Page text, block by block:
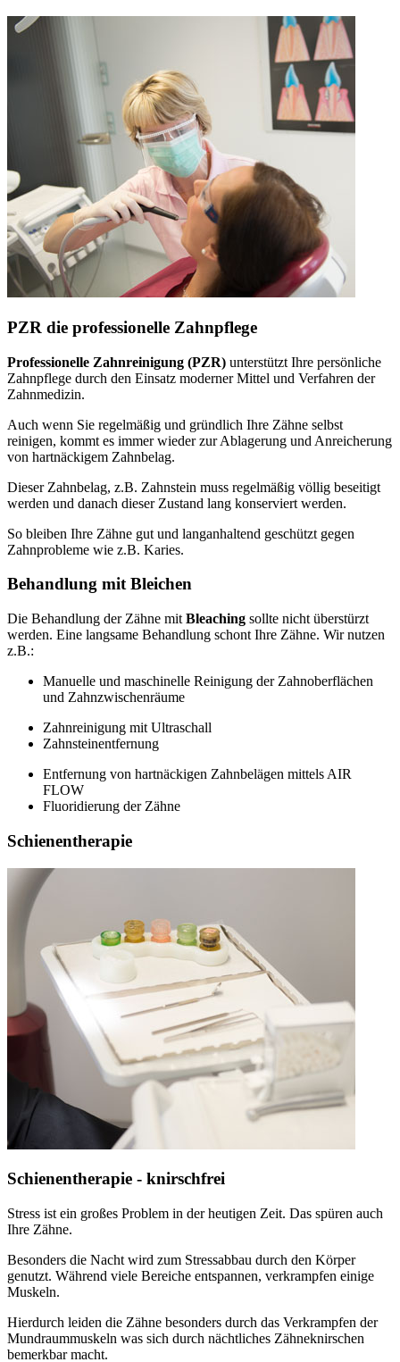
PZR die professionelle Zahnpflege
Professionelle Zahnreinigung (PZR) unterstützt Ihre persönliche
Zahnpflege durch den Einsatz moderner Mittel und Verfahren der
Zahnmedizin.
Auch wenn Sie regelmäßig und gründlich Ihre Zähne selbst
reinigen, kommt es immer wieder zur Ablagerung und Anreicherung
von hartnäckigem Zahnbelag.
Dieser Zahnbelag, z.B. Zahnstein muss regelmäßig völlig beseitigt
werden und danach dieser Zustand lang konserviert werden.
So bleiben Ihre Zähne gut und langanhaltend geschützt gegen
Zahnprobleme wie z.B. Karies.
Behandlung mit Bleichen
Die Behandlung der Zähne mit Bleaching sollte nicht überstürzt
werden. Eine langsame Behandlung schont Ihre Zähne. Wir nutzen
z.B.:
Manuelle und maschinelle Reinigung der Zahnoberflächen
und Zahnzwischenräume
Zahnreinigung mit Ultraschall
Zahnsteinentfernung
Entfernung von hartnäckigen Zahnbelägen mittels AIR
FLOW
Fluoridierung der Zähne
Schienentherapie
Schienentherapie - knirschfrei
Stress ist ein großes Problem in der heutigen Zeit. Das spüren auch
Ihre Zähne.
Besonders die Nacht wird zum Stressabbau durch den Körper
genutzt. Während viele Bereiche entspannen, verkrampfen einige
Muskeln.
Hierdurch leiden die Zähne besonders durch das Verkrampfen der
Mundraummuskeln was sich durch nächtliches Zähneknirschen
bemerkbar macht.